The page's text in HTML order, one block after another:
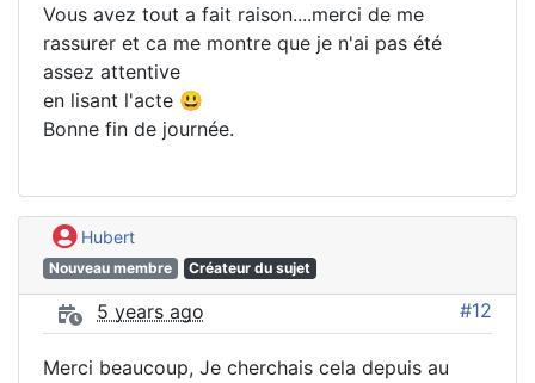
Vous avez tout a fait raison....merci de me
rassurer et ca me montre que je n'ai pas été
assez attentive
en lisant l'acte 😃
Bonne fin de journée.
Hubert
Nouveau membre Créateur du sujet
5 years ago #12
Merci beaucoup, Je cherchais cela depuis au